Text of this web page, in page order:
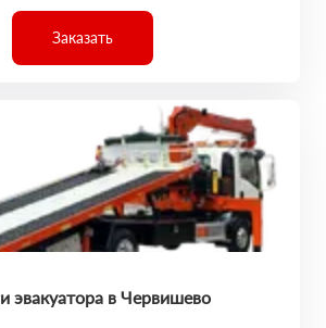
Заказать
эвакуатора в Червишево